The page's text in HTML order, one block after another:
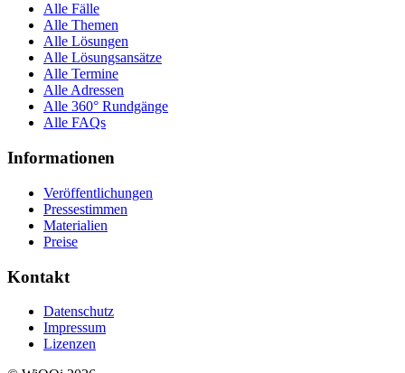
Alle Fälle
Alle Themen
Alle Lösungen
Alle Lösungsansätze
Alle Termine
Alle Adressen
Alle 360° Rundgänge
Alle FAQs
Informationen
Veröffentlichungen
Pressestimmen
Materialien
Preise
Kontakt
Datenschutz
Impressum
Lizenzen